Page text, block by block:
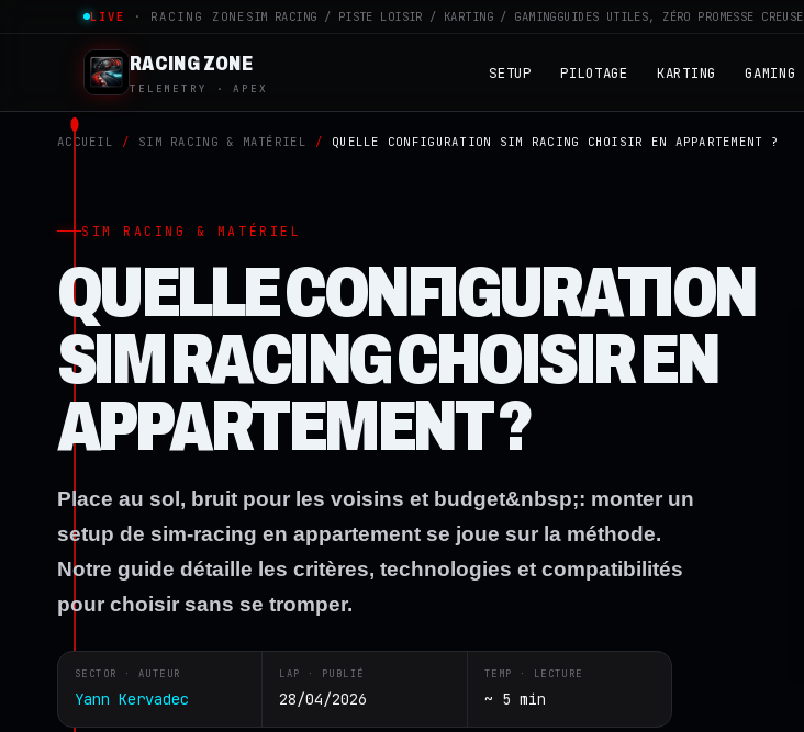
LIVE · RACING ZONE SIM RACING / PISTE LOISIR / KARTING / GAMINGGUIDES UTILES, ZÉRO PROMESSE CREUSE
RACING ZONE
TELEMETRY · APEX
SETUP PILOTAGE KARTING GAMING
ACCUEIL / SIM RACING & MATÉRIEL / QUELLE CONFIGURATION SIM RACING CHOISIR EN APPARTEMENT ?
SIM RACING & MATÉRIEL
QUELLE CONFIGURATION
SIM RACING CHOISIR EN
APPARTEMENT ?
Place au sol, bruit pour les voisins et budget&nbsp;: monter un
setup de sim-racing en appartement se joue sur la méthode.
Notre guide détaille les critères, technologies et compatibilités
pour choisir sans se tromper.
SECTOR · AUTEUR
Yann Kervadec
LAP · PUBLIÉ
28/04/2026
TEMP · LECTURE
~ 5 min